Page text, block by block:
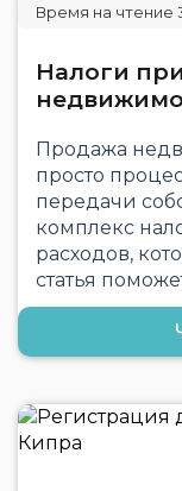
Налоги
Продажа
просто
передачи
комплекс
расходов,
статья